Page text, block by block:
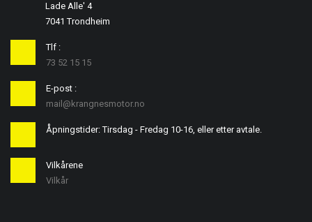
Lade Alle' 4
7041 Trondheim
Tlf :
73 52 15 15
E-post :
mail@krangnesmotor.no
Åpningstider: Tirsdag - Fredag 10-16, eller etter avtale.
Vilkårene
Vilkår